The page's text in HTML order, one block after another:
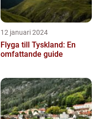
12 januari 2024
Flyga till Tyskland: En
omfattande guide